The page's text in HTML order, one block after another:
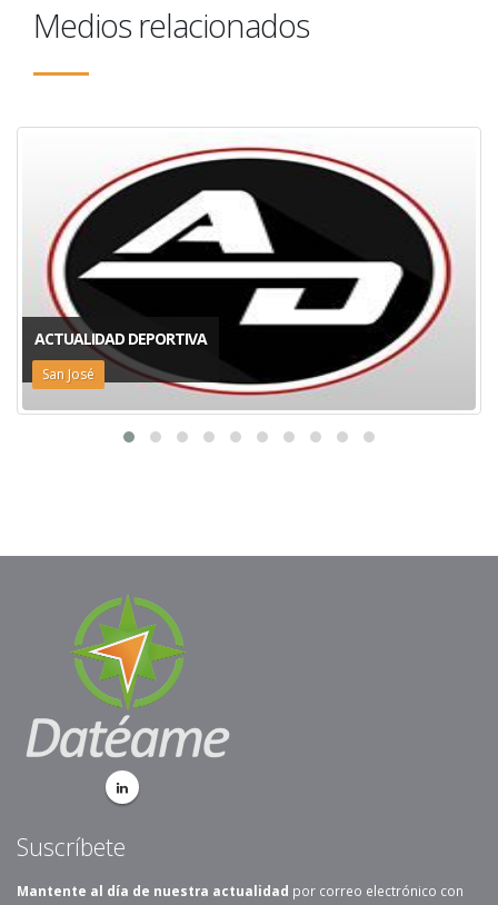
Medios relacionados
ACTUALIDAD DEPORTIVA
San José
Suscríbete
Mantente al día de nuestra actualidad por correo electrónico con